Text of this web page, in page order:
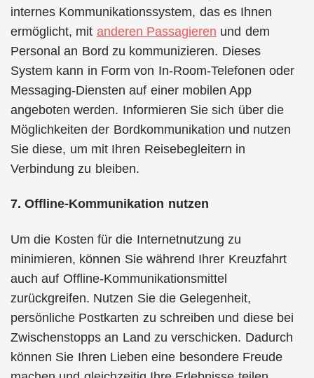
internes Kommunikationssystem, das es Ihnen
ermöglicht, mit anderen Passagieren und dem
Personal an Bord zu kommunizieren. Dieses
System kann in Form von In-Room-Telefonen oder
Messaging-Diensten auf einer mobilen App
angeboten werden. Informieren Sie sich über die
Möglichkeiten der Bordkommunikation und nutzen
Sie diese, um mit Ihren Reisebegleitern in
Verbindung zu bleiben.
7. Offline-Kommunikation nutzen
Um die Kosten für die Internetnutzung zu
minimieren, können Sie während Ihrer Kreuzfahrt
auch auf Offline-Kommunikationsmittel
zurückgreifen. Nutzen Sie die Gelegenheit,
persönliche Postkarten zu schreiben und diese bei
Zwischenstopps an Land zu verschicken. Dadurch
können Sie Ihren Lieben eine besondere Freude